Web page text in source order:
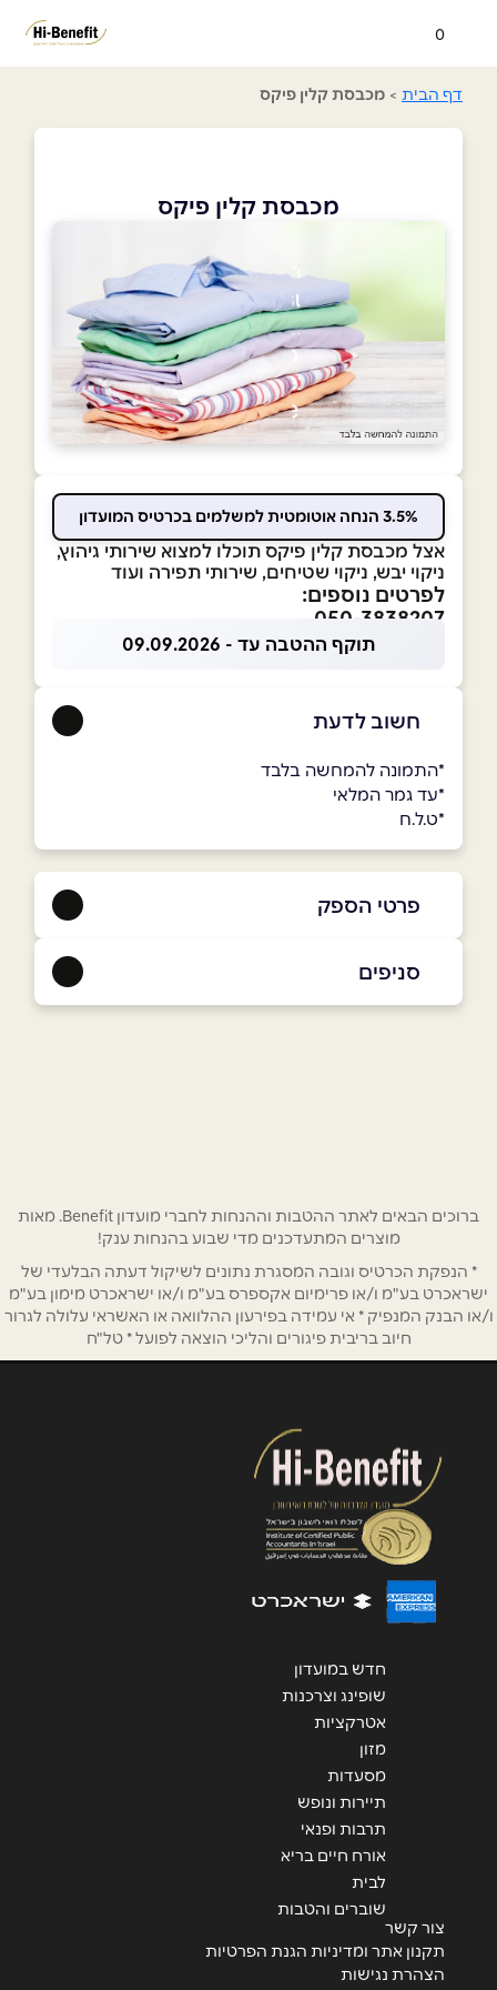
0
דף הבית > מכבסת קלין פיקס
מכבסת קלין פיקס
3.5% הנחה אוטומטית למשלמים בכרטיס המועדון
אצל מכבסת קלין פיקס תוכלו למצוא שירותי גיהוץ,
ניקוי יבש, ניקוי שטיחים, שירותי תפירה ועוד
לפרטים נוספים:
050-3838207
תוקף ההטבה עד - 09.09.2026
חשוב לדעת
*התמונה להמחשה בלבד
*עד גמר המלאי
*ט.ל.ח
פרטי הספק
נושא*
אנא חזרו אלי בקשר ל...
הודעה*
שליחה
סניפים
ברוכים הבאים לאתר ההטבות וההנחות לחברי מועדון Benefit. מאות
מוצרים המתעדכנים מדי שבוע בהנחות ענק!
* הנפקת הכרטיס וגובה המסגרת נתונים לשיקול דעתה הבלעדי של
ישראכרט בע"מ ו/או פרימיום אקספרס בע"מ ו/או ישראכרט מימון בע"מ
ו/או הבנק המנפיק * אי עמידה בפירעון ההלוואה או האשראי עלולה לגרור
חיוב בריבית פיגורים והליכי הוצאה לפועל * טל"ח
חדש במועדון
שופינג וצרכנות
אטרקציות
מזון
מסעדות
תיירות ונופש
תרבות ופנאי
אורח חיים בריא
לבית
שוברים והטבות
צור קשר
תקנון אתר ומדיניות הגנת הפרטיות
הצהרת נגישות